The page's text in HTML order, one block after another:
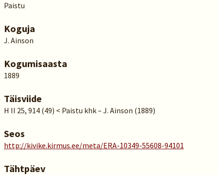
Paistu
Koguja
J. Ainson
Kogumisaasta
1889
Täisviide
H II 25, 914 (49) < Paistu khk – J. Ainson (1889)
Seos
http://kivike.kirmus.ee/meta/ERA-10349-55608-94101
Tähtpäev